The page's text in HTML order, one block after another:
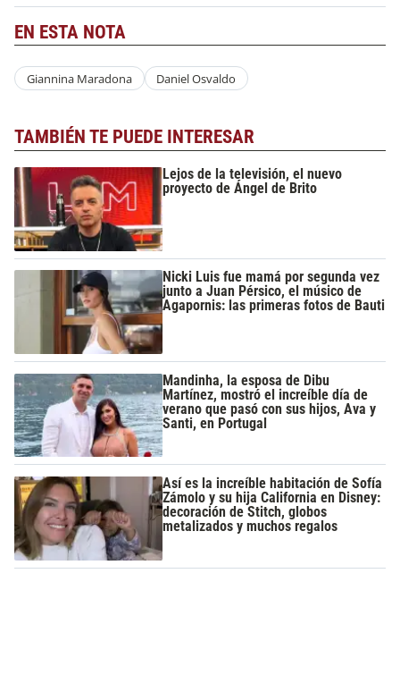
EN ESTA NOTA
Giannina Maradona Daniel Osvaldo
TAMBIÉN TE PUEDE INTERESAR
Lejos de la televisión, el nuevo
proyecto de Ángel de Brito
Nicki Luis fue mamá por segunda vez
junto a Juan Pérsico, el músico de
Agapornis: las primeras fotos de Bauti
Mandinha, la esposa de Dibu
Martínez, mostró el increíble día de
verano que pasó con sus hijos, Ava y
Santi, en Portugal
Así es la increíble habitación de Sofía
Zámolo y su hija California en Disney:
decoración de Stitch, globos
metalizados y muchos regalos